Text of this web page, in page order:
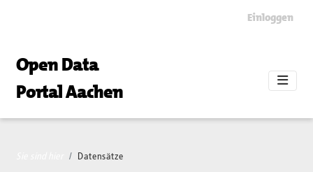
Einloggen
Open Data
Portal Aachen
Datensätze